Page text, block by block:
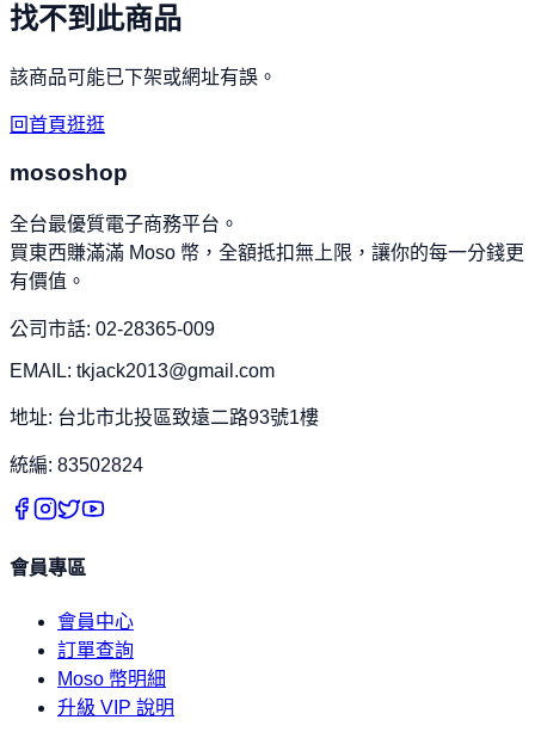
找不到此商品
該商品可能已下架或網址有誤。
回首頁逛逛
mososhop
全台最優質電子商務平台。
買東西賺滿滿 Moso 幣，全額抵扣無上限，讓你的每一分錢更
有價值。
公司市話: 02-28365-009
EMAIL: tkjack2013@gmail.com
地址: 台北市北投區致遠二路93號1樓
統編: 83502824
會員專區
會員中心
訂單查詢
Moso 幣明細
升級 VIP 說明